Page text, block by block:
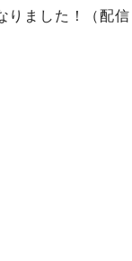
りました！（配信